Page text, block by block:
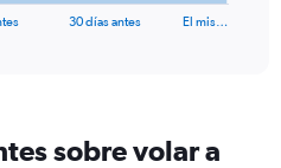
30 días antes El mis…
sobre volar a